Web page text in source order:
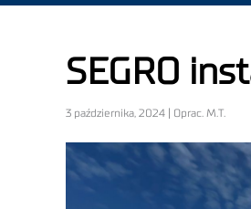
SEGRO
3 października, 2024 | Oprac. M.T.